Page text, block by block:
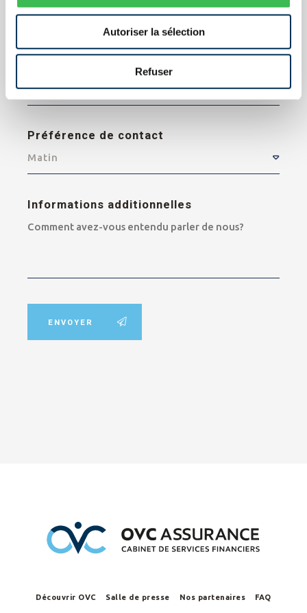
Autoriser la sélection
Refuser
Préférence de contact
Matin
Informations additionnelles
ENVOYER
Découvrir OVC Salle de presse Nos partenaires FAQ